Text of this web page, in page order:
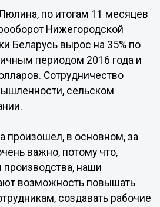
по итогам 11 месяцев
Нижегородской
Беларусь вырос на 35% по
периодом 2016 года и
Сотрудничество
сельском
произошел, в основном, за
важно, потому что,
наши
возможность повышать
создавать рабочие